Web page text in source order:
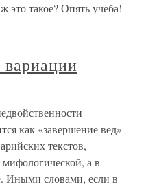
такое? Опять учеба!
вариации
как «завершение вед»
текстов,
а в
Иными словами, если в